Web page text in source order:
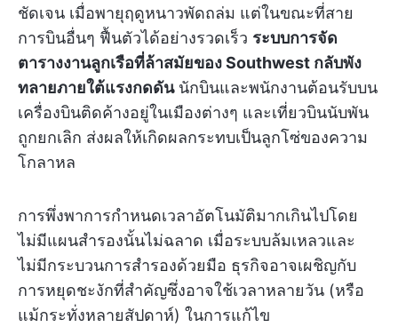
ชัดเจน เมื่อพายุฤดูหนาวพัดถล่ม แต่ในขณะที่สาย
การบินอื่นๆ ฟื้นตัวได้อย่างรวดเร็ว ระบบการจัด
ตารางงานลูกเรือที่ล้าสมัยของ Southwest กลับพัง
ทลายภายใต้แรงกดดันนักบินและพนักงานต้อนรับบน
เครื่องบินติดค้างอยู่ในเมืองต่างๆ และเที่ยวบินนับพัน
ถูกยกเลิก ส่งผลให้เกิดผลกระทบเป็นลูกโซ่ของความ
โกลาหล
การพึ่งพาการกำหนดเวลาอัตโนมัติมากเกินไปโดย
ไม่มีแผนสำรองนั้นไม่ฉลาด เมื่อระบบล้มเหลวและ
ไม่มีกระบวนการสำรองด้วยมือ ธุรกิจอาจเผชิญกับ
การหยุดชะงักที่สำคัญซึ่งอาจใช้เวลาหลายวัน (หรือ
แม้กระทั่งหลายสัปดาห์) ในการแก้ไข